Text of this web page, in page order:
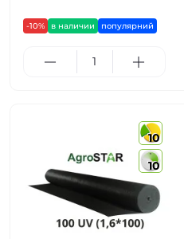
-10% в наличии популярний
10
10